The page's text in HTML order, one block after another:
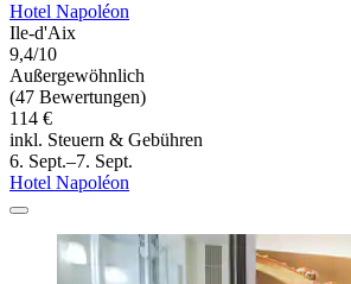
Hotel Napoléon
Ile-d'Aix
9,4/10
Außergewöhnlich
(47 Bewertungen)
114 €
inkl. Steuern & Gebühren
6. Sept.–7. Sept.
Hotel Napoléon